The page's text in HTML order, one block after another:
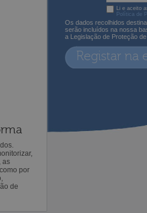
Li e aceito
Política de
Os dados recolhidos
serão incluídos na nossa
a Legislação de Proteção
Registar na
as
por
de